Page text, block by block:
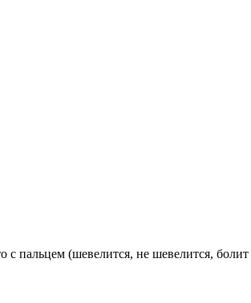
пальцем (шевелится, не шевелится, болит